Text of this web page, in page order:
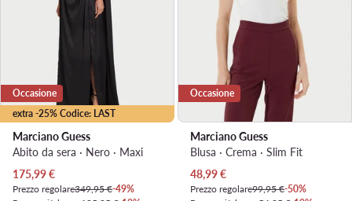
extra -25% Codice: LAST
Occasione
Marciano Guess
Abito da sera · Nero · Maxi
Prezzo attuale
175,99€
Prezzo regolare349,95 €-49%
Occasione
Marciano Guess
Blusa · Crema · Slim Fit
Prezzo attuale
48,99€
Prezzo regolare99,95 €-50%